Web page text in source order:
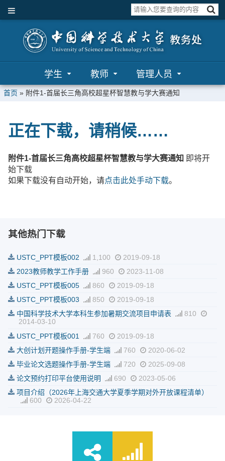
学生 教师 管理人员
首页 » 附件1-首届长三角高校超星杯智慧教与学大赛通知
正在下载，请稍候……
附件1-首届长三角高校超星杯智慧教与学大赛通知 即将开
始下载
如果下载没有自动开始，请点击此处手动下载。
其他热门下载
USTC_PPT模板002 1,100
2019-09-18
2023教师教学工作手册
960
2023-11-08
USTC_PPT模板005
860
2019-09-18
USTC_PPT模板003
850
2019-09-18
中国科学技术大学本科生参加暑期交流项目申请表
810
2014-03-10
USTC_PPT模板001
760
2019-09-18
大创计划开题操作手册-学生端
760
2020-06-02
毕业论文选题操作手册-学生端
720
2025-09-08
论文预约打印平台使用说明
690
2023-05-06
项目介绍（2026年上海交通大学夏季学期对外开放课程清单）
600
2026-04-22